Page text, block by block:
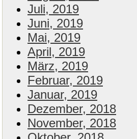
Juli, 2019
Juni, 2019
Mai, 2019
April, 2019
März, 2019
Februar, 2019
Januar, 2019
Dezember, 2018
November, 2018